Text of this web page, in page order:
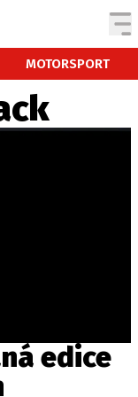
MOTORSPORT
edice